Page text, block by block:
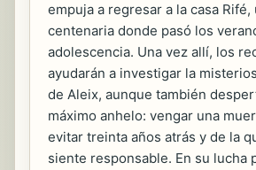
empuja a regresar a la casa Rifé,
centenaria donde pasó los
adolescencia. Una vez allí, los
ayudarán a investigar la
de Aleix, aunque también
máximo anhelo: vengar una
evitar treinta años atrás y de la
siente responsable. En su lucha